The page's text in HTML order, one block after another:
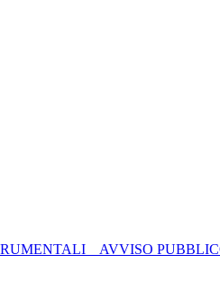
_ AVVISO